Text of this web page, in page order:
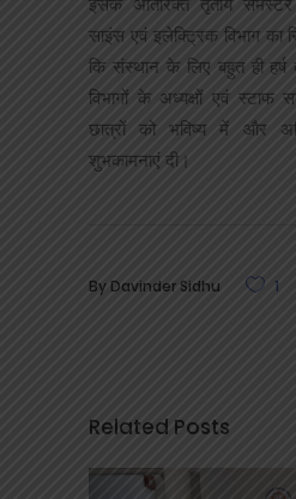
साइंस एवं इलेक्ट्रिक विभाग का
कि संस्थान के लिए बहुत ही हर्ष
विभागों के अध्यक्षों एवं स्टाफ
छात्रों को भविष्य में और
शुभकामनाएं दी।
By Davinder Sidhu 1
Related Posts